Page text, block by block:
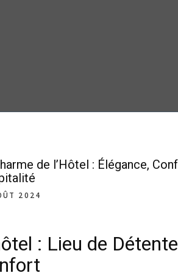
de l’Hôtel : Élégance,
2024
: Lieu de